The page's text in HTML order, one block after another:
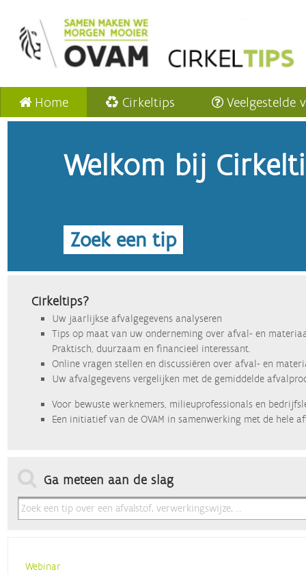
Home Cirkeltips Veelgestelde
Welkom bij
Zoek een tip
Cirkeltips?
Uw jaarlijkse afvalgegevens analyseren
Tips op maat van uw onderneming over afval- en
Praktisch, duurzaam en financieel interessant.
Online vragen stellen en discussiëren over afval- en
Uw afvalgegevens vergelijken met de gemiddelde
Voor bewuste werknemers, milieuprofessionals en
Een initiatief van de OVAM in samenwerking met de hele
Ga meteen aan de slag
Webinar